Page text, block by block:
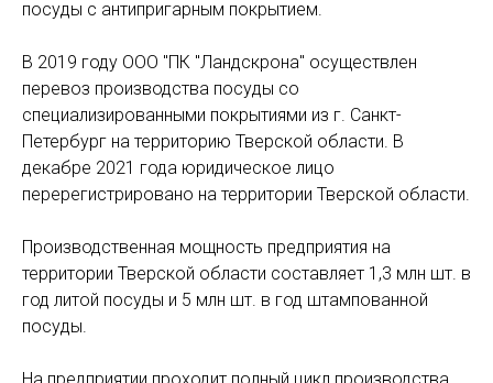
посуды с антипригарным покрытием.
В 2019 году ООО "ПК "Ландскрона" осуществлен
перевоз производства посуды со
специализированными покрытиями из г. Санкт-
Петербург на территорию Тверской области. В
декабре 2021 года юридическое лицо
перерегистрировано на территории Тверской области.
Производственная мощность предприятия на
территории Тверской области составляет 1,3 млн шт. в
год литой посуды и 5 млн шт. в год штампованной
посуды.